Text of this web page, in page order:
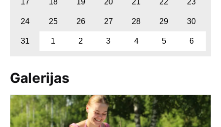
17 18 19 20 21 22 23
24 25 26 27 28 29 30
31 1 2 3 4 5 6
Galerijas